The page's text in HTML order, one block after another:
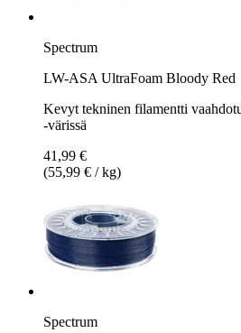
Spectrum
LW-ASA UltraFoam Bloody Red
Kevyt tekninen filamentti
-värissä
41,99 €
(55,99 € / kg)
Spectrum